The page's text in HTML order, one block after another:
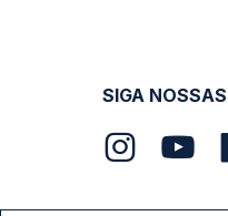
SIGA